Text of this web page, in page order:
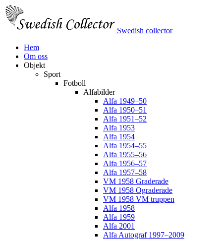
Swedish collector
Hem
Om oss
Objekt
Sport
Fotboll
Alfabilder
Alfa 1949–50
Alfa 1950–51
Alfa 1951–52
Alfa 1953
Alfa 1954
Alfa 1954–55
Alfa 1955–56
Alfa 1956–57
Alfa 1957–58
VM 1958 Graderade
VM 1958 Ograderade
VM 1958 VM truppen
Alfa 1958
Alfa 1959
Alfa 2001
Alfa Autograf 1997–2009